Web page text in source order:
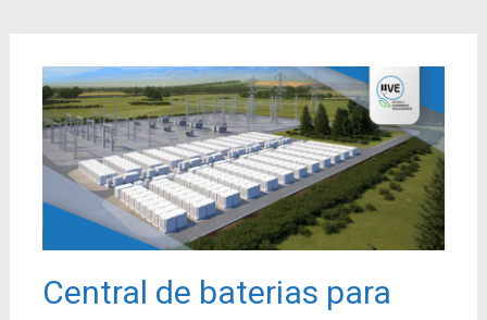
Central de baterias para